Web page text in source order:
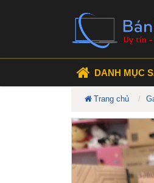
DANH MỤC
Trang chủ